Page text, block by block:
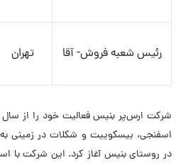
رئیس شعبه فروش- آقا تهران
در روستای بنیس آغاز کرد. این شرکت با